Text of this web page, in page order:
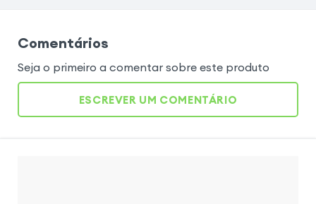
Comentários
Seja o primeiro a comentar sobre este produto
ESCREVER UM COMENTÁRIO